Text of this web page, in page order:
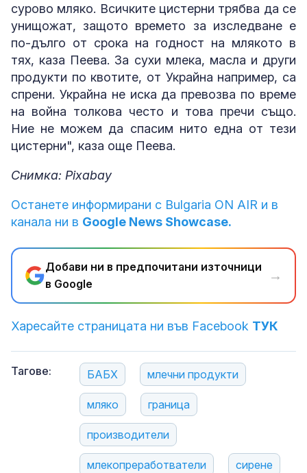
сурово мляко. Всичките цистерни трябва да се
унищожат, защото времето за изследване е
по-дълго от срока на годност на млякото в
тях, каза Пеева. За сухи млека, масла и други
продукти по квотите, от Украйна например, са
спрени. Украйна не иска да превозва по време
на война толкова често и това пречи също.
Ние не можем да спасим нито една от тези
цистерни", каза още Пеева.
Снимка: Pixabay
Останете информирани с Bulgaria ON AIR и в
канала ни в Google News Showcase.
Добави ни в предпочитани източници
в Google
→
Харесайте страницата ни във Facebook ТУК
Тагове: БАБХ млечни продукти
мляко граница
производители
млекопреработватели сирене